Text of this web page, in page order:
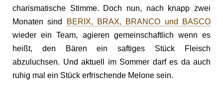
charismatische Stimme. Doch nun, nach knapp zwei
Monaten sind
BERIX, BRAX, BRANCO und BASCO
wieder ein Team, agieren gemeinschaftlich wenn es
heißt, den Bären ein saftiges Stück Fleisch
abzuluchsen. Und aktuell im Sommer darf es da auch
ruhig mal ein Stück erfrischende Melone sein.